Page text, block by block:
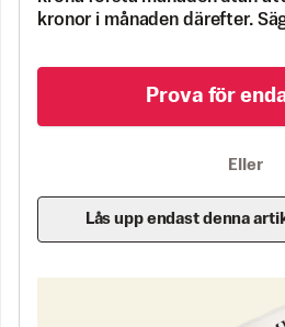
kronor i månaden därefter.
Prova för
Eller
Lås upp endast denna